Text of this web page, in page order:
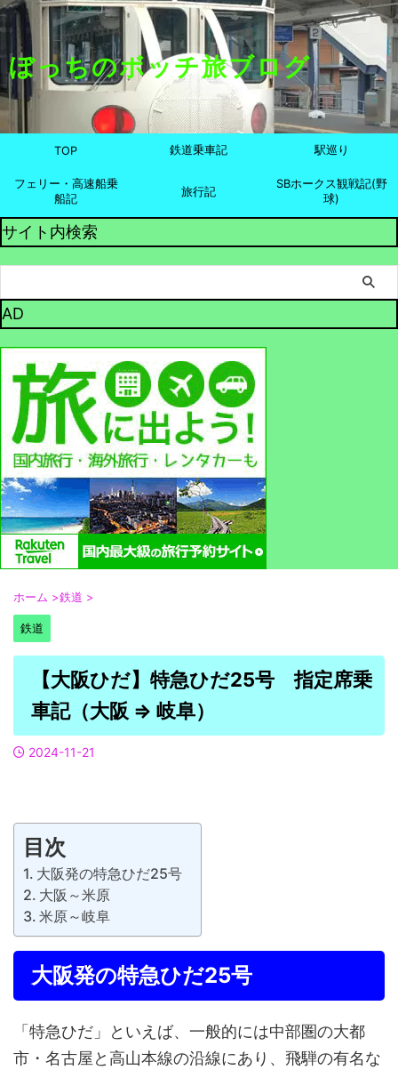
ぼっちのボッチ旅ブログ
TOP 鉄道乗車記 駅巡り
フェリー・高速船乗
船記
旅行記
SBホークス観戦記(野
球)
サイト内検索
AD
ホーム >鉄道 >
鉄道
【大阪ひだ】特急ひだ25号 指定席乗
車記（大阪 ⇒ 岐阜）
2024-11-21
目次
大阪発の特急ひだ25号
大阪～米原
米原～岐阜
大阪発の特急ひだ25号
「特急ひだ」といえば、一般的には中部圏の大都
市・名古屋と高山本線の沿線にあり、飛騨の有名な